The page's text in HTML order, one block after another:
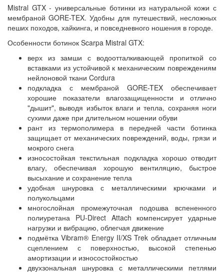
Mistral GTX - универсальные ботинки из натуральной кожи с
мембраной GORE-TEX. Удобны для путешествий, несложных
пеших походов, хайкинга, и повседневного ношения в городе.
Особенности ботинок Scarpa Mistral GTX:
верх из замши с водоотталкивающей пропиткой со
вставками из устойчивой к механическим повреждениям
нейлоновой ткани Cordura
подкладка с мембраной GORE-TEX обеспечивает
хорошие показатели влагозащищенности и отлично
"дышит", выводя избыток влаги и тепла, сохраняя ноги
сухими даже при длительном ношении обуви
рант из термополимера в передней части ботинка
защищает от механических повреждений, воды, грязи и
мокрого снега
износостойкая текстильная подкладка хорошо отводит
влагу, обеспечивая хорошую вентиляцию, быстрое
высыхание и сохранение тепла
удобная шнуровка с металлическими крючками и
полукольцами
многослойная промежуточная подошва вспененного
полиуретана PU-Direct Attach компенсирует ударные
нагрузки и вибрацию, облегчая движение
подмётка Vibram® Energy II/XS Trek обладает отличным
сцеплением с поверхностью, высокой степенью
амортизации и износостойкостью
двухзональная шнуровка с металлическими петлями